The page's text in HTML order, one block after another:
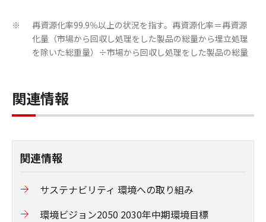
※
再資源化率99.9％以上の状況を指す。再資源化率＝再資源
化量（市場から回収し処理をした製品の総量から埋立処理
を除いた総重量）÷市場から回収し処理をした製品の総量
関連情報
関連情報
サステナビリティ 環境への取り組み
環境ビジョン2050 2030年中期環境目標